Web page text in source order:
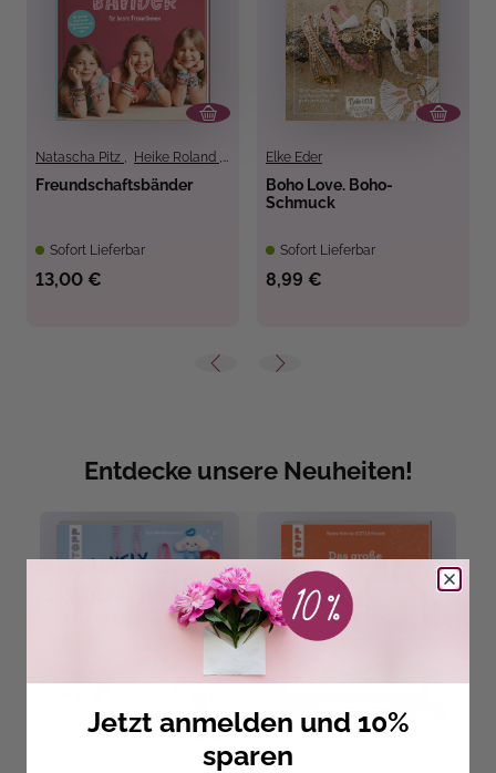
Natascha Pitz , Heike Roland , Stefanie Thomas
Freundschaftsbänder
Sofort Lieferbar
13,00 €
Elke Eder
Boho Love. Boho-
Schmuck
Sofort Lieferbar
8,99 €
Entdecke unsere Neuheiten!
Beate Winkler
Jetzt anmelden und 10%
sparen